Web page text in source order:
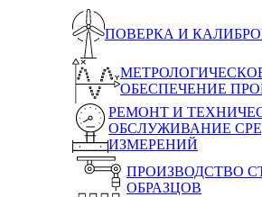
ПОВЕРКА И
ОБЕСПЕЧЕНИЕ
РЕМОНТ И
ОБСЛУЖИВАНИЕ
ИЗМЕРЕНИЙ
ПРОИЗВОДСТВО
ОБРАЗЦОВ